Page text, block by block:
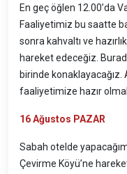
En geç öğlen 12.00’da
Faaliyetimiz bu saatte
sonra kahvaltı ve
hareket edeceğiz.
birinde
faaliyetimize hazır
16Ağustos PAZAR
Sabah otelde
Çevirme Köyü’ne